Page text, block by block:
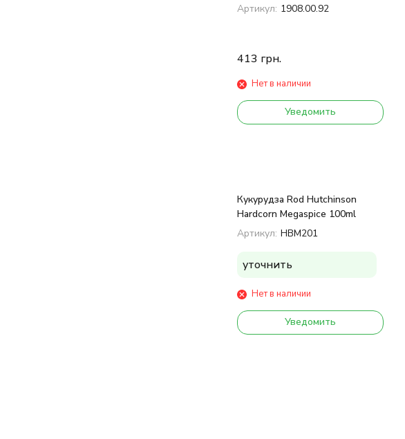
Артикул: 1908.00.92
413 грн.
Нет в наличии
Уведомить
Кукурудза Rod Hutchinson
Hardcorn Megaspice 100ml
Артикул: HBM201
уточнить
Нет в наличии
Уведомить